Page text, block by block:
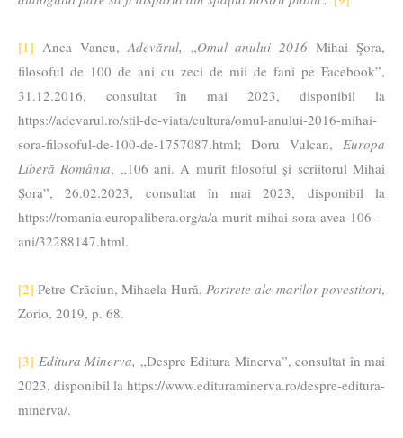
[1] Anca Vancu,Adevărul, „Omul anului 2016 Mihai Şora,
filosoful de 100 de ani cu zeci de mii de fani pe Facebook”,
31.12.2016, consultat în mai 2023, disponibil la
https://adevarul.ro/stil-de-viata/cultura/omul-anului-2016-mihai-
sora-filosoful-de-100-de-1757087.html; Doru Vulcan, Europa
Liberă România, „106 ani. A murit filosoful și scriitorul Mihai
Șora”, 26.02.2023, consultat în mai 2023, disponibil la
https://romania.europalibera.org/a/a-murit-mihai-sora-avea-106-
ani/32288147.html.
[2] Petre Crăciun, Mihaela Hură, Portrete ale marilor povestitori,
Zorio, 2019, p. 68.
[3] Editura Minerva, „Despre Editura Minerva”, consultat în mai
2023, disponibil la https://www.edituraminerva.ro/despre-editura-
minerva/.